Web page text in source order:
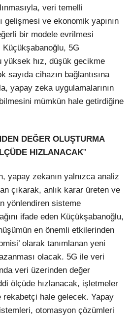
veri temelli
gelişmesi ve ekonomik yapının
bir modele evrilmesi
Küçükşabanoğlu, 5G
yüksek hız, düşük gecikme
sayıda cihazın bağlantısına
yapay zeka uygulamalarının
mümkün hale getirdiğine
DEĞER OLUŞTURMA
HIZLANACAK”
yapay zekanın yalnızca analiz
çıkarak, anlık karar üreten ve
yönlendiren sisteme
ifade eden Küçükşabanoğlu,
en önemli etkilerinden
olarak tanımlanan yeni
olacak. 5G ile veri
veri üzerinden değer
ölçüde hızlanacak, işletmeler
hale gelecek. Yapay
otomasyon çözümleri